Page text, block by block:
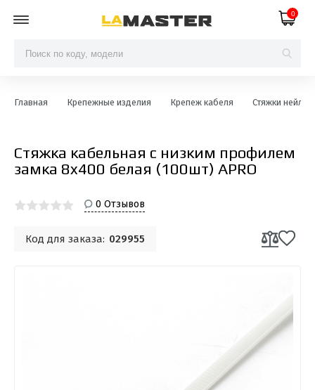
0
Главная Крепежные изделия Крепеж кабеля Стяжки
Стяжка кабельная с низким профилем
замка 8x400 белая (100шт) APRO
0 Отзывов
Код для заказа: 029955